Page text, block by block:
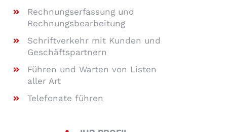
Rechnungserfassung und
Rechnungsbearbeitung
Schriftverkehr mit Kunden und
Geschäftspartnern
Führen und Warten von Listen
aller Art
Telefonate führen